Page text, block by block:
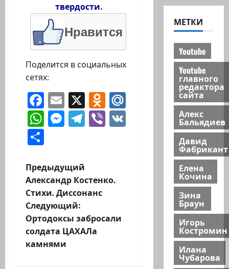
твердости.
Нравится
Поделится в социальных
сетях:
Facebook
Email
X Odnoklassniki
Mail.Ru
WhatsApp
Messenger
Telegram
Viber
Н
а
в
и
Предыдущий
Александр Костенко.
Стихи. Диссонанс
Следующий:
Ортодоксы забросали
солдата ЦАХАЛа
камнями
МЕТКИ
Youtube
Youtube
главного
редактора
сайта
Алекс
Бальядиев
Давид
Фабрикант
Елена
Кочина
Зина
Браун
Игорь
Костромин
Илана
Чубарова